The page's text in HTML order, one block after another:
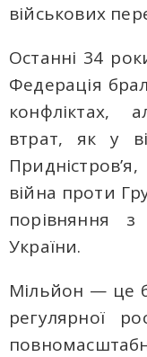
військових
Останні 34
Федерація
конфліктах,
втрат, як у
війна проти
порівняння
України.
Мільйон — це
регулярної